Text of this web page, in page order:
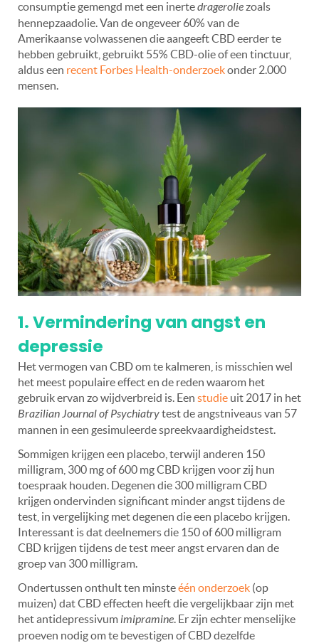
consumptie gemengd met een inertedrageroliezoals
hennepzaadolie. Van de ongeveer 60% van de
Amerikaanse volwassenen die aangeeft CBD eerder te
hebben gebruikt, gebruikt 55% CBD-olie of een tinctuur,
aldus een recent Forbes Health-onderzoekonder 2.000
mensen.
1. Vermindering van angst en
depressie
Het vermogen van CBD om te kalmeren, is misschien wel
het meest populaire effect en de reden waarom het
gebruik ervan zo wijdverbreid is. Een studie uit 2017 in het
Brazilian Journal of Psychiatrytest de angstniveaus van 57
mannen in een gesimuleerde spreekvaardigheidstest.
Sommigen krijgen een placebo, terwijl anderen 150
milligram, 300 mg of 600 mg CBD krijgen voor zij hun
toespraak houden. Degenen die 300 milligram CBD
krijgen ondervinden significant minder angst tijdens de
test, in vergelijking met degenen die een placebo krijgen.
Interessant is dat deelnemers die 150 of 600 milligram
CBD krijgen tijdens de test meer angst ervaren dan de
groep van 300 milligram.
Ondertussen onthult ten minsteéén onderzoek (op
muizen) dat CBD effecten heeft die vergelijkbaar zijn met
het antidepressivum imipramine. Er zijn echter menselijke
proeven nodig om te bevestigen of CBD dezelfde